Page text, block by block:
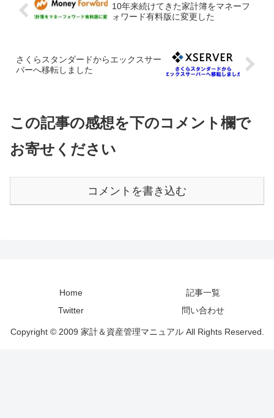
10年来続けてきた家計簿をマネーフ
ォワード有料版に変更した
さくらスタンダードからエックスサー
バーへ移転しました
この記事の感想を下のコメント欄で
お寄せください
コメントを書き込む
Home
記事一覧
Twitter
問い合わせ
Copyright © 2009 家計＆資産管理マニュアル All Rights Reserved.